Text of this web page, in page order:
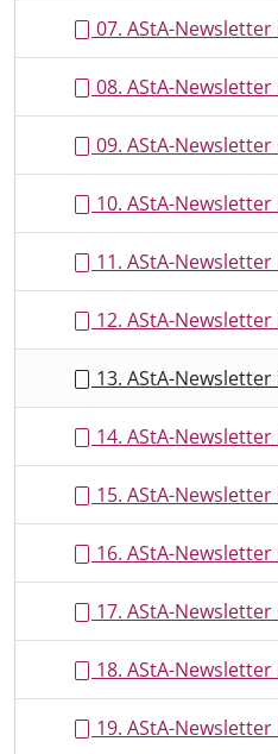
07. AStA-Newsletter
08. AStA-Newsletter
09. AStA-Newsletter
10. AStA-Newsletter
11. AStA-Newsletter
12. AStA-Newsletter
13. AStA-Newsletter
14. AStA-Newsletter
15. AStA-Newsletter
16. AStA-Newsletter
17. AStA-Newsletter
18. AStA-Newsletter
19. AStA-Newsletter